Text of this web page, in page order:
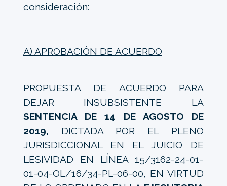
consideración:
A) APROBACIÓN DE ACUERDO
PROPUESTA DE ACUERDO PARA
DEJAR INSUBSISTENTE LA
SENTENCIA DE 14 DE AGOSTO DE
2019, DICTADA POR EL PLENO
JURISDICCIONAL EN EL JUICIO DE
LESIVIDAD EN LÍNEA 15/3162-24-01-
01-04-OL/16/34-PL-06-00, EN VIRTUD